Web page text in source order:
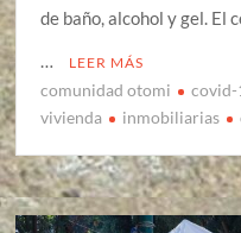
de baño, alcohol y gel. El
LEER MÁS
comunidad otomi covid-
vivienda
inmobiliarias